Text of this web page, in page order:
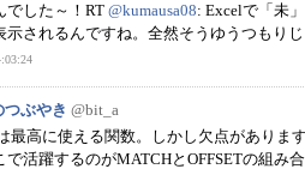
でした～！RT @kumausa08: Excelで「未
示されるんですね。全然そうゆうつもり
ぶやき @bit_a
最高に使える関数。しかし欠点がありま
活躍するのがMATCHとOFFSETの組み